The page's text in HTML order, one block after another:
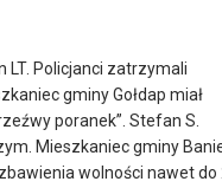
LT. Policjanci zatrzymali
gminy Gołdap miał
poranek”. Stefan S.
Mieszkaniec gminy
wolności nawet do